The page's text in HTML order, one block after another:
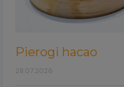
Pierogi hacao
28.07.2026